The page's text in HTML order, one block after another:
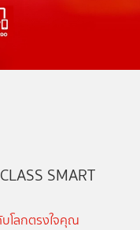
SMART
โลกตรงใจคุณ